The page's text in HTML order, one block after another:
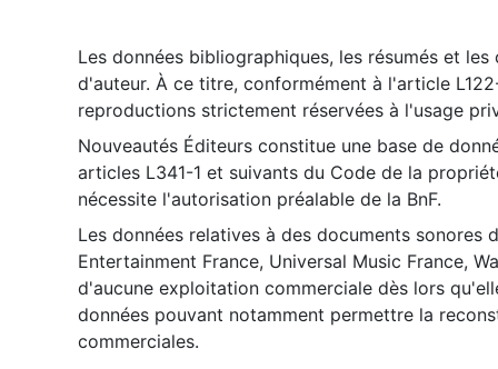
Les données bibliographiques, les résumés et
d'auteur. À ce titre, conformément à l'article
reproductions strictement réservées à l'usage
Nouveautés Éditeurs constitue une base de
articles L341-1 et suivants du Code de la
nécessite l'autorisation préalable de la BnF.
Les données relatives à des documents sonores
Entertainment France, Universal Music France,
d'aucune exploitation commerciale dès lors
données pouvant notamment permettre la
commerciales.